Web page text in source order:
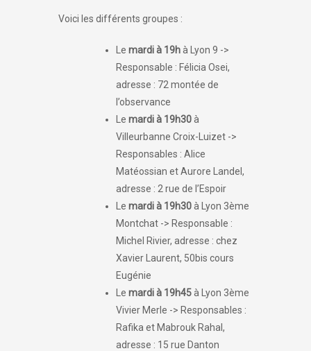
Voici les différents groupes :
Lemardi à 19hà Lyon 9 ->
Responsable : Félicia Osei,
adresse : 72 montée de
l’observance
Lemardi à 19h30à
Villeurbanne Croix-Luizet ->
Responsables : Alice
Matéossian et Aurore Landel,
adresse : 2 rue de l’Espoir
Lemardi à 19h30à Lyon 3ème
Montchat -> Responsable :
Michel Rivier, adresse : chez
Xavier Laurent, 50bis cours
Eugénie
Lemardi à 19h45à Lyon 3ème
Vivier Merle -> Responsables :
Rafika et Mabrouk Rahal,
adresse : 15 rue Danton